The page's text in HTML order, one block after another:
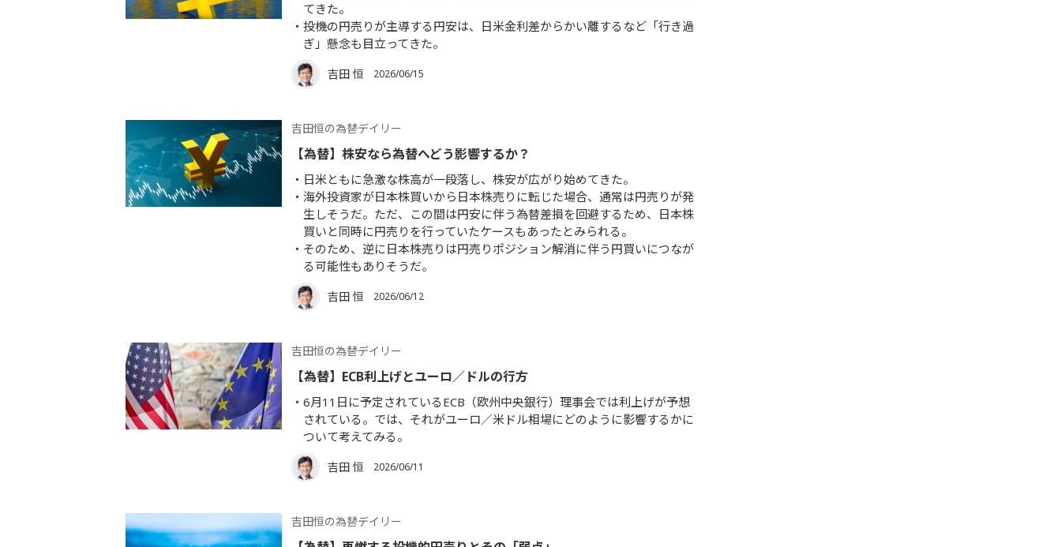
てきた。
投機の円売りが主導する円安は、日米金利差からかい離するなど「行き過
ぎ」懸念も目立ってきた。
吉田 恒 2026/06/15
吉田恒の為替デイリー
【為替】株安なら為替へどう影響するか？
日米ともに急激な株高が一段落し、株安が広がり始めてきた。
海外投資家が日本株買いから日本株売りに転じた場合、通常は円売りが発
生しそうだ。ただ、この間は円安に伴う為替差損を回避するため、日本株
買いと同時に円売りを行っていたケースもあったとみられる。
そのため、逆に日本株売りは円売りポジション解消に伴う円買いにつなが
る可能性もありそうだ。
吉田 恒 2026/06/12
吉田恒の為替デイリー
【為替】ECB利上げとユーロ／ドルの行方
6月11日に予定されているECB（欧州中央銀行）理事会では利上げが予想
されている。では、それがユーロ／米ドル相場にどのように影響するかに
ついて考えてみる。
吉田 恒 2026/06/11
吉田恒の為替デイリー